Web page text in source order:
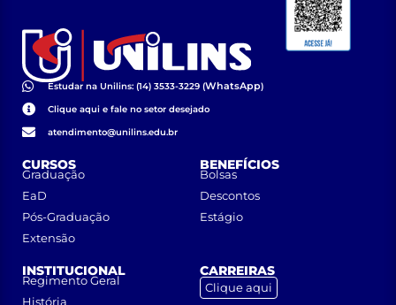
Estudar na Unilins: (14) 3533-3229 (WhatsApp)
Clique aqui e fale no setor desejado
atendimento@unilins.edu.br
CURSOS
Graduação
EaD
Pós-Graduação
Extensão
BENEFÍCIOS
Bolsas
Descontos
Estágio
INSTITUCIONAL
Regimento Geral
História
CARREIRAS
Clique aqui